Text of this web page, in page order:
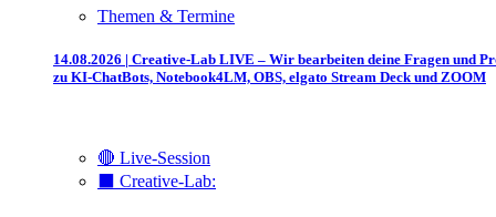
Themen & Termine
14.08.2026 | Creative-Lab LIVE – Wir bearbeiten deine Fragen und
zu KI-ChatBots, Notebook4LM, OBS, elgato Stream Deck und ZOOM
🔴 Live-Session
⬛️ Creative-Lab: